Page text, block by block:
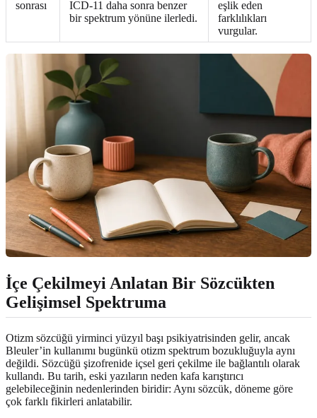
sonrası
ICD-11 daha sonra benzer
bir spektrum yönüne ilerledi.
eşlik eden
farklılıkları
vurgular.
İçe Çekilmeyi Anlatan Bir Sözcükten
Gelişimsel Spektruma
Otizm sözcüğü yirminci yüzyıl başı psikiyatrisinden gelir, ancak
Bleuler’in kullanımı bugünkü otizm spektrum bozukluğuyla aynı
değildi. Sözcüğü şizofrenide içsel geri çekilme ile bağlantılı olarak
kullandı. Bu tarih, eski yazıların neden kafa karıştırıcı
gelebileceğinin nedenlerinden biridir: Aynı sözcük, döneme göre
çok farklı fikirleri anlatabilir.